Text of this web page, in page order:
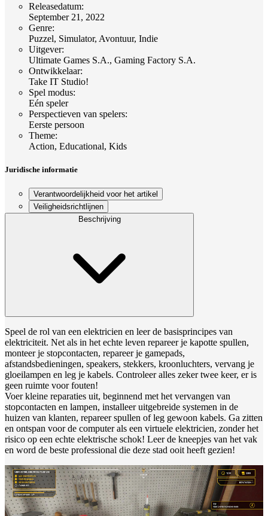
Releasedatum:
September 21, 2022
Genre:
Puzzel, Simulator, Avontuur, Indie
Uitgever:
Ultimate Games S.A., Gaming Factory S.A.
Ontwikkelaar:
Take IT Studio!
Spel modus:
Eén speler
Perspectieven van spelers:
Eerste persoon
Theme:
Action, Educational, Kids
Juridische informatie
Verantwoordelijkheid voor het artikel
Veiligheidsrichtlijnen
Beschrijving
Speel de rol van een elektricien en leer de basisprincipes van
elektriciteit. Net als in het echte leven repareer je kapotte spullen,
monteer je stopcontacten, repareer je gamepads,
afstandsbedieningen, speakers, stekkers, kroonluchters, vervang je
gloeilampen en leg je kabels. Controleer alles zeker twee keer, er is
geen ruimte voor fouten!
Voer kleine reparaties uit, beginnend met het vervangen van
stopcontacten en lampen, installeer uitgebreide systemen in de
huizen van klanten, repareer spullen of leg gewoon kabels. Ga zitten
en ontspan voor de computer als een virtuele elektricien, zonder het
risico op een echte elektrische schok! Leer de kneepjes van het vak
en word de beste professional die deze stad ooit heeft gezien!